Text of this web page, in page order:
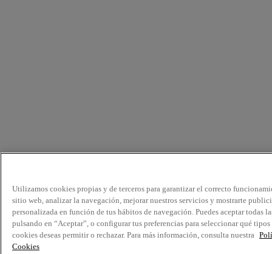
Utilizamos cookies propias y de terceros para garantizar el correcto
sitio web, analizar la navegación, mejorar nuestros servicios y mostrarte
personalizada en función de tus hábitos de navegación. Puedes aceptar todas
pulsando en “Aceptar”, o configurar tus preferencias para seleccionar qué tipos
cookies deseas permitir o rechazar. Para más información, consulta nuestra
Cookies